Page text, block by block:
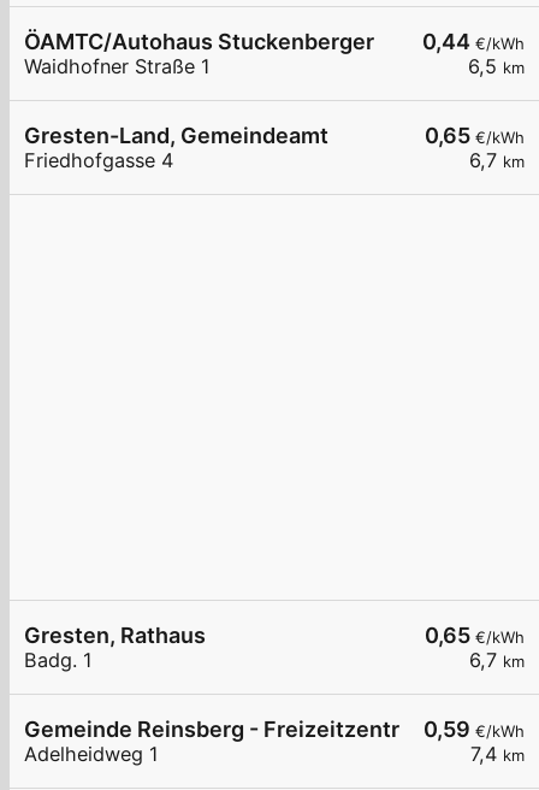
0,44 €/kWh
6,5 km
ÖAMTC/Autohaus Stuckenberger
Waidhofner Straße 1
0,65 €/kWh
6,7 km
Gresten-Land, Gemeindeamt
Friedhofgasse 4
0,65 €/kWh
6,7 km
Gresten, Rathaus
Badg. 1
0,59 €/kWh
7,4 km
Gemeinde Reinsberg - Freizeitzentrum
Adelheidweg 1